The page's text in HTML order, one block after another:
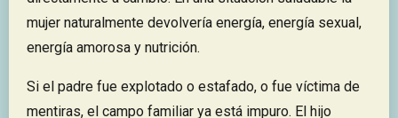
mujer naturalmente devolvería energía, energía sexual,
energía amorosa y nutrición.
Si el padre fue explotado o estafado, o fue víctima de
mentiras, el campo familiar ya está impuro. El hijo